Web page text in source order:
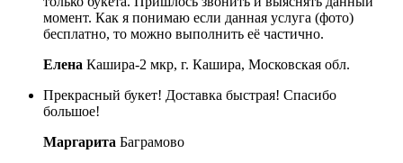
момент. Как я понимаю если данная услуга (фото)
бесплатно, то можно выполнить её частично.
Елена Кашира-2 мкр, г. Кашира, Московская обл.
Прекрасный букет! Доставка быстрая! Спасибо
большое!
Маргарита Баграмово